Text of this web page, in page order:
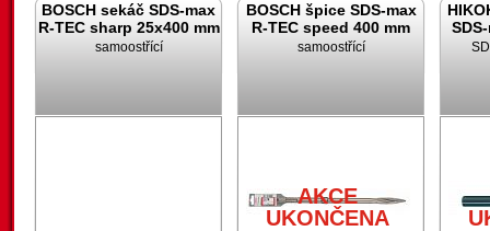
BOSCH sekáč SDS-max
R-TEC sharp 25x400 mm
samoostřící
BOSCH špice SDS-max
R-TEC speed 400 mm
samoostřící
AKCE
UKONČENA